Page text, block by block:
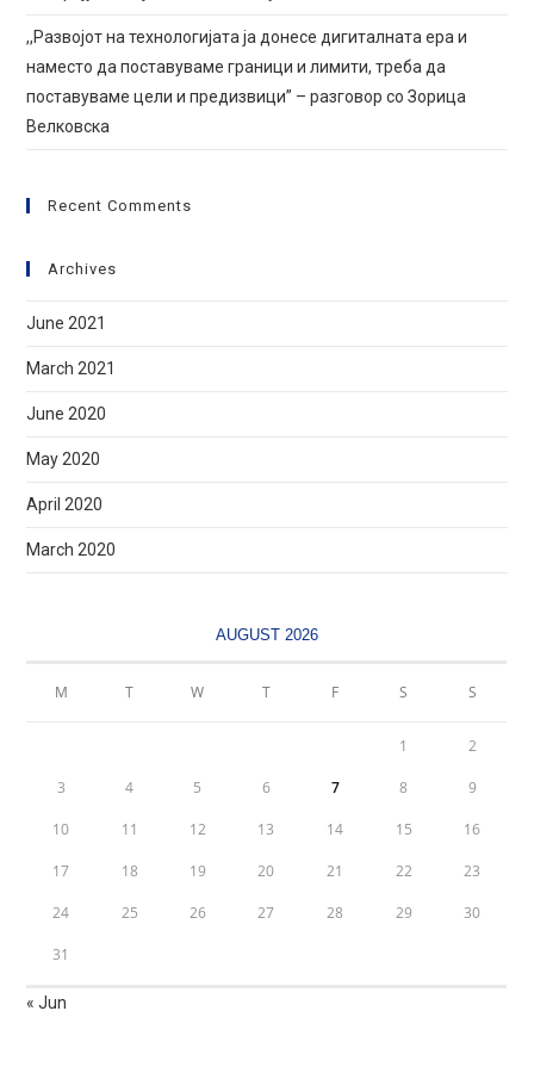
,,Развојот на технологијата ја донесе дигиталната ера и
наместо да поставуваме граници и лимити, требa да
поставуваме цели и предизвици” – разговор со Зорица
Велковска
Recent Comments
Archives
June 2021
March 2021
June 2020
May 2020
April 2020
March 2020
AUGUST 2026
M T W T F S S
1 2
3 4 5 6 7 8 9
10 11 12 13 14 15 16
17 18 19 20 21 22 23
24 25 26 27 28 29 30
31
« Jun